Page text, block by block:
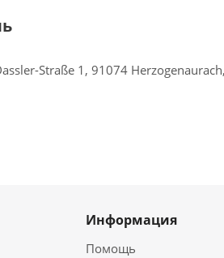
Straße 1, 91074
Информация
Помощь